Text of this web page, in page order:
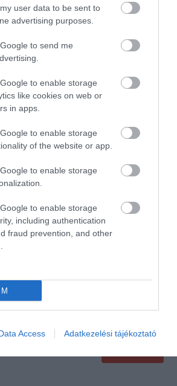
user data to be sent to
advertising purposes.
to send me
to enable storage
like cookies on web or
in apps.
to enable storage
of the website or app.
to enable storage
to enable storage
including authentication
fraud prevention, and other
Access Adatkezelési tájékoztató
mértékben meg voltunk
elégedve. Fenséges ízek,
bőséges adagok ( hatalmas
adagok) ,figyelmes és
úr úgy szintén. Csak ajánlani
tudom mindenkinek. Mi biztos
vissza járó vendégek leszünk.
Köszönünk mindent.
Takácsné.
Jelentés